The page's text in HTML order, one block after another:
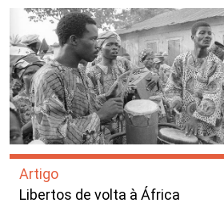
Artigo
Libertos de volta à África